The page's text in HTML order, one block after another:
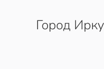
Перейти к
Город